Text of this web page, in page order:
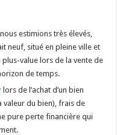
estimions très élevés,
neuf, situé en pleine ville et
value lors de la vente de
de temps.
lors de l’achat d’un bien
valeur du bien), frais de
pure perte financière qui